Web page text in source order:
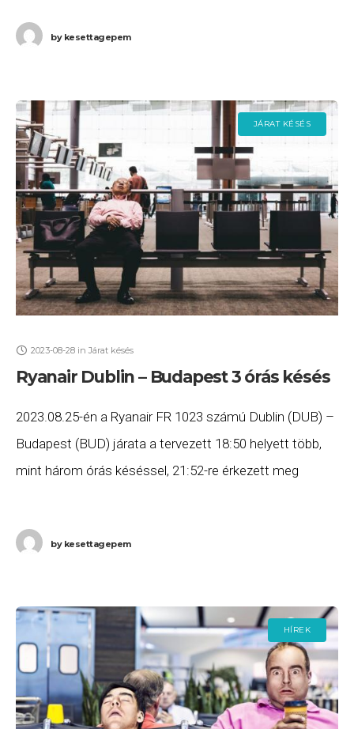
bykesettagepem
JÁRAT KÉSÉS
2023-08-28 in Járat késés
Ryanair Dublin – Budapest 3 órás késés
2023.08.25-én a Ryanair FR 1023 számú Dublin (DUB) –
Budapest (BUD) járata a tervezett 18:50 helyett több,
mint három órás késéssel, 21:52-re érkezett meg
bykesettagepem
HÍREK